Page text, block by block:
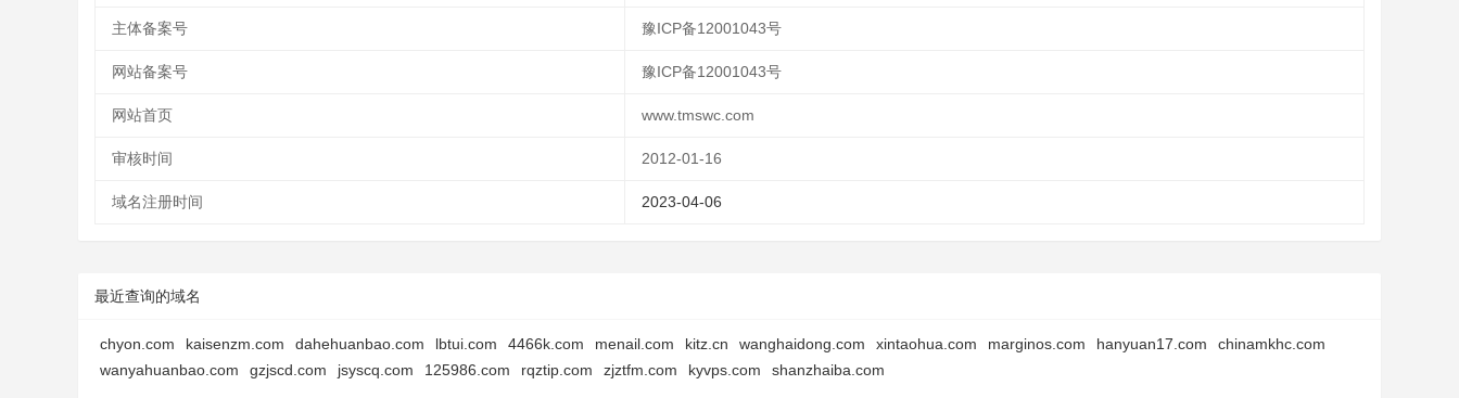
主体备案号 豫ICP备12001043号
网站备案号 豫ICP备12001043号
网站首页 www.tmswc.com
审核时间 2012-01-16
域名注册时间 2023-04-06
最近查询的域名
chyon.com kaisenzm.com dahehuanbao.com lbtui.com 4466k.com menail.com kitz.cn wanghaidong.com xintaohua.com marginos.com hanyuan17.com
chinamkhc.com
wanyahuanbao.com
gzjscd.com jsyscq.com 125986.com rqztip.com zjztfm.com kyvps.com shanzhaiba.com